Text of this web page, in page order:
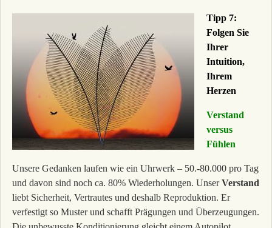
Tipp 7:
Folgen Sie
Ihrer
Intuition,
Ihrem
Herzen
Verstand
versus
Fühlen
Unsere Gedanken laufen wie ein Uhrwerk – 50.-80.000 pro Tag
und davon sind noch ca. 80% Wiederholungen. UnserVerstand
liebt Sicherheit, Vertrautes und deshalb Reproduktion. Er
verfestigt so Muster und schafft Prägungen und Überzeugungen.